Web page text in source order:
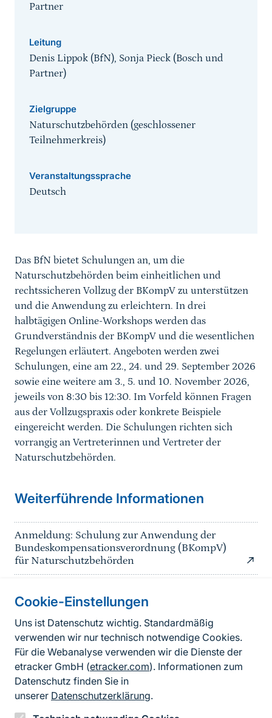
Cookie-Einstellungen
Uns ist Datenschutz wichtig. Standardmäßig
verwenden wir nur technisch notwendige Cookies.
Für die Webanalyse verwenden wir die Dienste der
etracker GmbH (etracker.com). Informationen zum
Datenschutz finden Sie in
unserer Datenschutzerklärung.
Partner
Leitung
Denis Lippok (BfN), Sonja Pieck (Bosch und
Partner)
Zielgruppe
Naturschutzbehörden (geschlossener
Teilnehmerkreis)
Veranstaltungssprache
Deutsch
Das BfN bietet Schulungen an, um die
Naturschutzbehörden beim einheitlichen und
rechtssicheren Vollzug der BKompV zu unterstützen
und die Anwendung zu erleichtern. In drei
halbtägigen Online-Workshops werden das
Grundverständnis der BKompV und die wesentlichen
Regelungen erläutert. Angeboten werden zwei
Schulungen, eine am 22., 24. und 29. September 2026
sowie eine weitere am 3., 5. und 10. November 2026,
jeweils von 8:30 bis 12:30. Im Vorfeld können Fragen
aus der Vollzugspraxis oder konkrete Beispiele
eingereicht werden. Die Schulungen richten sich
vorrangig an Vertreterinnen und Vertreter der
Naturschutzbehörden.
Weiterführende Informationen
Anmeldung: Schulung zur Anwendung der
Bundeskompensationsverordnung (BKompV)
für Naturschutzbehörden
Informationen zur Seite
FußzeileKontakt zum BfN
Kontaktformular
Erklärung zur Barrierefreiheit
Impressum